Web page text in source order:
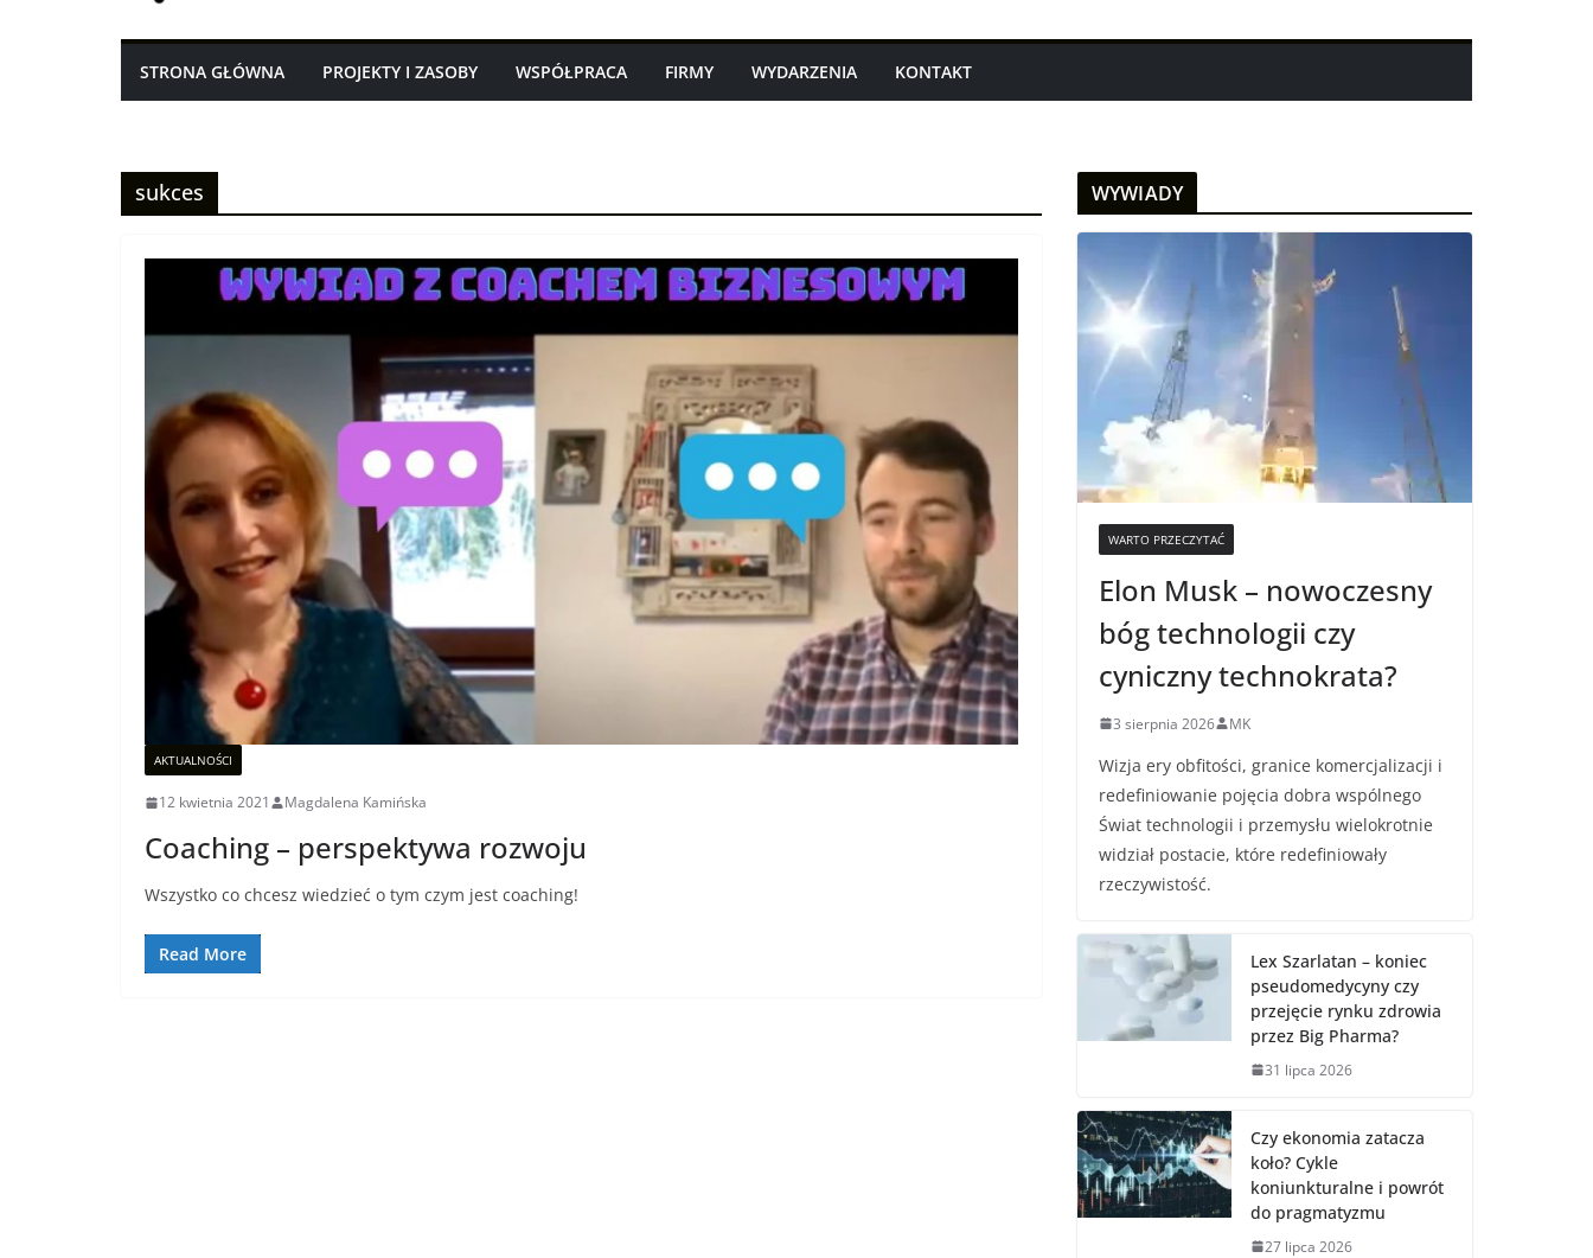
STRONA GŁÓWNA PROJEKTY I ZASOBY WSPÓŁPRACA FIRMY WYDARZENIA KONTAKT
sukces
AKTUALNOŚCI
12 kwietnia 2021 Magdalena Kamińska
Coaching – perspektywa rozwoju
Wszystko co chcesz wiedzieć o tym czym jest coaching!
Read More
WYWIADY
WARTO PRZECZYTAĆ
Elon Musk – nowoczesny
bóg technologii czy
cyniczny technokrata?
3 sierpnia 2026 MK
Wizja ery obfitości, granice komercjalizacji i
redefiniowanie pojęcia dobra wspólnego
Świat technologii i przemysłu wielokrotnie
widział postacie, które redefiniowały
rzeczywistość.
Lex Szarlatan – koniec
pseudomedycyny czy
przejęcie rynku zdrowia
przez Big Pharma?
31 lipca 2026
Czy ekonomia zatacza
koło? Cykle
koniunkturalne i powrót
do pragmatyzmu
27 lipca 2026